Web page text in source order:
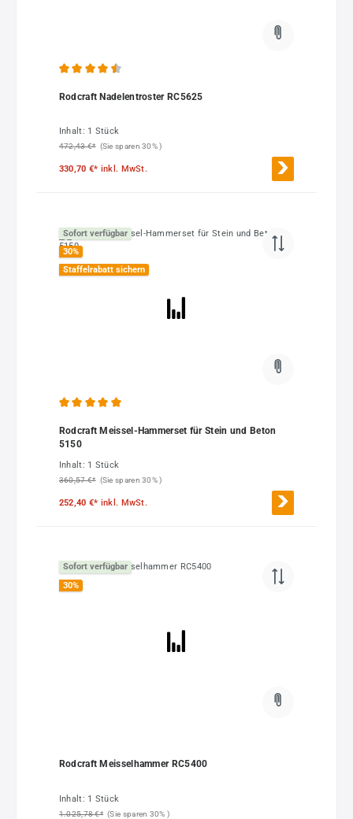
Rodcraft Nadelentroster RC5625
Inhalt: 1 Stück
472,43 €* (Sie sparen 30% )
330,70 €* inkl. MwSt.
Sofort verfügbar
30%
Staffelrabatt sichern
Rodcraft Meissel-Hammerset für Stein und Beton
5150
Inhalt: 1 Stück
360,57 €* (Sie sparen 30% )
252,40 €* inkl. MwSt.
Sofort verfügbar
30%
Rodcraft Meisselhammer RC5400
Inhalt: 1 Stück
1.025,78 €* (Sie sparen 30% )